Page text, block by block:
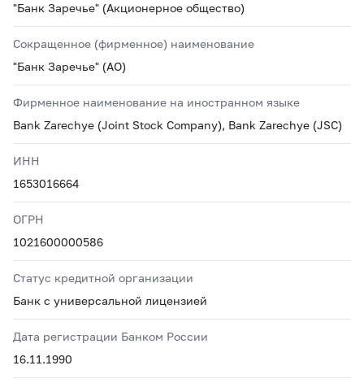
"Банк Заречье" (Акционерное общество)
Сокращенное (фирменное) наименование
"Банк Заречье" (АО)
Фирменное наименование на иностранном языке
Bank Zarechye (Joint Stock Company), Bank Zarechye (JSC)
ИНН
1653016664
ОГРН
1021600000586
Статус кредитной организации
Банк с универсальной лицензией
Дата регистрации Банком России
16.11.1990